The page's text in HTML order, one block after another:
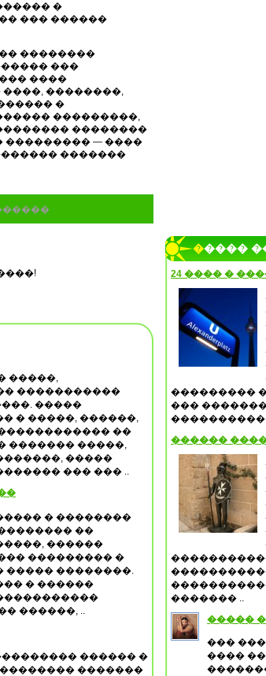
�
��� ������
��������
���
����
��������,
�
���������,
��������
��������� — ����
�������
�����,
�����������
�����
� �����, ������,
��
������� �����,
�����
��� ��� ..
� ��������
��
������
��������� �
����� ��������.
� ������
������, ..
������ �
�������
�����
24 ���� �
���������
���
������
������� ..
�����
���
����